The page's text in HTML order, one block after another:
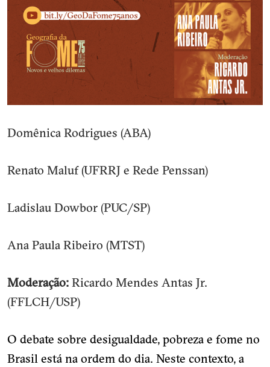
Domênica Rodrigues (ABA)
Renato Maluf (UFRRJ e Rede Penssan)
Ladislau Dowbor (PUC/SP)
Ana Paula Ribeiro (MTST)
Moderação: Ricardo Mendes Antas Jr.
(FFLCH/USP)
O debate sobre desigualdade, pobreza e fome no
Brasil está na ordem do dia. Neste contexto, a